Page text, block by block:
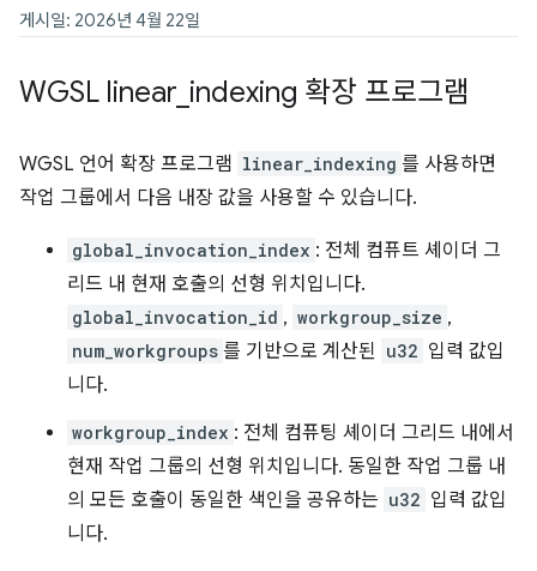
게시일: 2026년 4월 22일
WGSL linear indexing 확장 프로그램
WGSL 언어 확장 프로그램 linear_indexing 를 사용하면
작업 그룹에서 다음 내장 값을 사용할 수 있습니다.
global_invocation_index : 전체 컴퓨트 셰이더 그
리드 내 현재 호출의 선형 위치입니다.
global_invocation_id , workgroup_size ,
num_workgroups 를 기반으로 계산된 u32 입력 값입
니다.
workgroup_index : 전체 컴퓨팅 셰이더 그리드 내에서
현재 작업 그룹의 선형 위치입니다. 동일한 작업 그룹 내
의 모든 호출이 동일한 색인을 공유하는 u32 입력 값입
니다.